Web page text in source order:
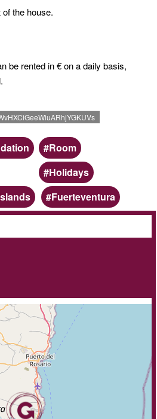
the house.
be rented in € on a daily basis,
Categoria
Room
Holidays
Fuerteventura